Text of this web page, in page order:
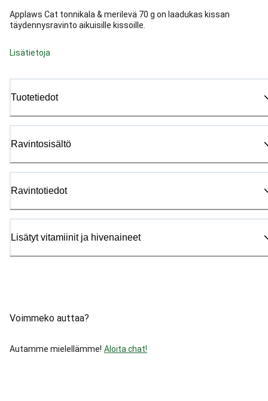
Applaws Cat tonnikala & merilevä 70 g on laadukas kissan
täydennysravinto aikuisille kissoille.
Lisätietoja
Tuotetiedot
Ravintosisältö
Ravintotiedot
Lisätyt vitamiinit ja hivenaineet
Voimmeko auttaa?
Autamme mielellämme! Aloita chat!